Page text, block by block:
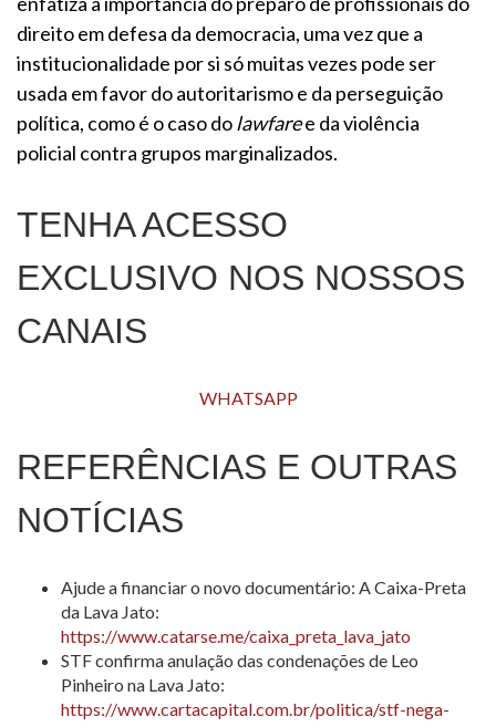
direito em defesa da democracia, uma vez que a
institucionalidade por si só muitas vezes pode ser
usada em favor do autoritarismo e da perseguição
política, como é o caso dolawfaree da violência
policial contra grupos marginalizados.
TENHA ACESSO
EXCLUSIVO NOS NOSSOS
CANAIS
WHATSAPP
REFERÊNCIAS E OUTRAS
NOTÍCIAS
Ajude a financiar o novo documentário: A Caixa-Preta
da Lava Jato:
https://www.catarse.me/caixa_preta_lava_jato
STF confirma anulação das condenações de Leo
Pinheiro na Lava Jato:
https://www.cartacapital.com.br/politica/stf-nega-